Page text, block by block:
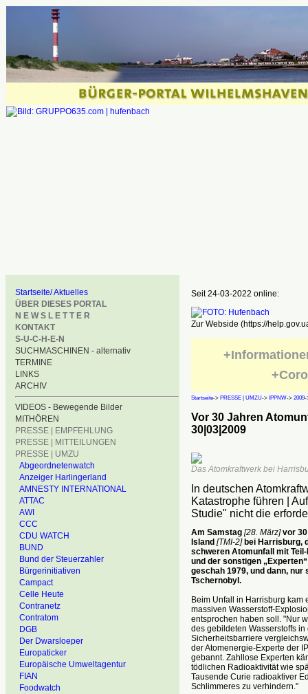
Startseite/ Aktuelles
ÜBER DIESES PORTAL
N E W S L E T T E R
KONTAKT
S-U-C-H-E-N
SUCHMASCHINEN - alternativ
TERMINE
LINKS
ARCHIV
VIDEOS - Bewegende Bilder
MITHÖREN
PRESSE | EMPFEHLUNG
PRESSE | MITTEILUNGEN
PRESSE | UMZU
Abgeordnetenwatch
Anzeiger Harlingerland
AMNESTY INTERNATIONAL
ATTAC
AWI
CCC
CDU WATCH
BUND
Bund der Steuerzahler
Bürgerinitiativen
Campact
Celle Heute
Contranetz
Contratom
DGB
Der Dwarsloeper
Europaticker
Europäische Umweltagentur
FIAN
Foodwatch
Seit 24-03-2022 online:
Zur Webside (https://
Startseite-> PRESSE | UMZU-> IPPNW-> 2009-
Vor 30 Jahren
30|03|2009
Das Atomkraftwerk bei
In deutschen
Katastrophe führen |
Studie" nicht die
Am Samstag [28. März]vor 30
Island [TMI-2]bei Harrisburg,
schweren Atomunfall mit
und der sonstigen
geschah 1979, und dann,
Tschernobyl.
Beim Unfall in Harrisburg kam
massiven Wasserstoff-
entsprochen haben soll. "Nur
des gebildeten Wasserstoffs
Sicherheitsbarriere
der Atomenergie-Experte der
gebannt. Zahllose Experten
tödlichen Radioaktivität wie
Tausende Curie radioaktiver
Schlimmeres zu verhindern."